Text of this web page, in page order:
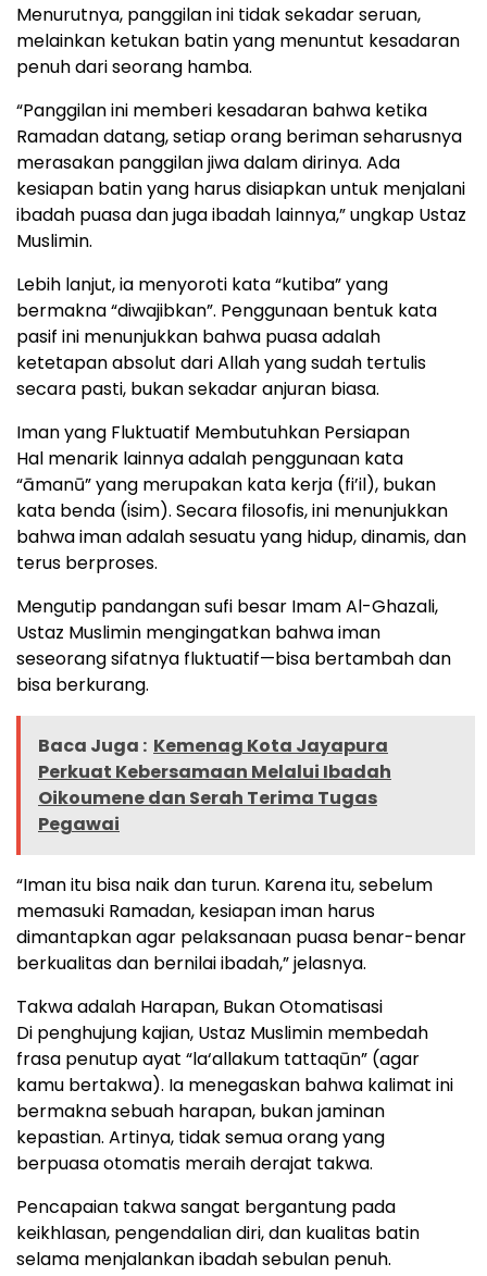
Menurutnya, panggilan ini tidak sekadar seruan,
melainkan ketukan batin yang menuntut kesadaran
penuh dari seorang hamba.
“Panggilan ini memberi kesadaran bahwa ketika
Ramadan datang, setiap orang beriman seharusnya
merasakan panggilan jiwa dalam dirinya. Ada
kesiapan batin yang harus disiapkan untuk menjalani
ibadah puasa dan juga ibadah lainnya,” ungkap Ustaz
Muslimin.
Lebih lanjut, ia menyoroti kata “kutiba” yang
bermakna “diwajibkan”. Penggunaan bentuk kata
pasif ini menunjukkan bahwa puasa adalah
ketetapan absolut dari Allah yang sudah tertulis
secara pasti, bukan sekadar anjuran biasa.
Iman yang Fluktuatif Membutuhkan Persiapan
Hal menarik lainnya adalah penggunaan kata
“āmanū” yang merupakan kata kerja (fi’il), bukan
kata benda (isim). Secara filosofis, ini menunjukkan
bahwa iman adalah sesuatu yang hidup, dinamis, dan
terus berproses.
Mengutip pandangan sufi besar Imam Al-Ghazali,
Ustaz Muslimin mengingatkan bahwa iman
seseorang sifatnya fluktuatif—bisa bertambah dan
bisa berkurang.
Baca Juga : Kemenag Kota Jayapura
Perkuat Kebersamaan Melalui Ibadah
Oikoumene dan Serah Terima Tugas
Pegawai
“Iman itu bisa naik dan turun. Karena itu, sebelum
memasuki Ramadan, kesiapan iman harus
dimantapkan agar pelaksanaan puasa benar-benar
berkualitas dan bernilai ibadah,” jelasnya.
Takwa adalah Harapan, Bukan Otomatisasi
Di penghujung kajian, Ustaz Muslimin membedah
frasa penutup ayat “la‘allakum tattaqūn” (agar
kamu bertakwa). Ia menegaskan bahwa kalimat ini
bermakna sebuah harapan, bukan jaminan
kepastian. Artinya, tidak semua orang yang
berpuasa otomatis meraih derajat takwa.
Pencapaian takwa sangat bergantung pada
keikhlasan, pengendalian diri, dan kualitas batin
selama menjalankan ibadah sebulan penuh.